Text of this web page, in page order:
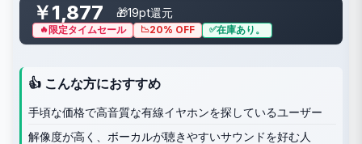
￥1,877 🎁19pt還元
限定タイムセール 20% OFF 在庫あり。
👍 こんな方におすすめ
手頃な価格で高音質な有線イヤホンを探しているユーザー
解像度が高く、ボーカルが聴きやすいサウンドを好む人